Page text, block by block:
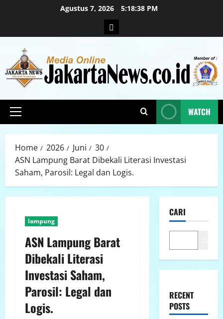
Agustus 7, 2026 5:18:40 PM
WATCH
Home 2026 Juni
30
ASN Lampung Barat Dibekali Literasi Investasi
Saham, Parosil: Legal dan Logis.
lampung
ASN Lampung Barat
Dibekali Literasi
Investasi Saham,
Parosil: Legal dan
Logis.
CARI
RECENT
POSTS